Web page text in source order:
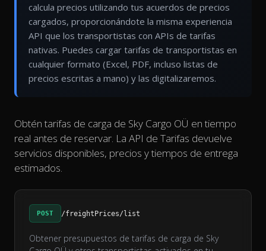
calcula precios utilizando tus acuerdos de precios
cargados, proporcionándote la misma experiencia
API que los transportistas con APIs de tarifas
nativas. Puedes cargar tarifas de transportistas en
cualquier formato (Excel, PDF, incluso listas de
precios escritas a mano) y las digitalizaremos.
Obtén tarifas de carga de Sky Cargo OÜ en tiempo
real antes de reservar. La API de Tarifas devuelve
servicios disponibles, precios y tiempos de entrega
estimados.
POST /freightPrices/list
Obtener presupuestos de tarifas de carga de Sky